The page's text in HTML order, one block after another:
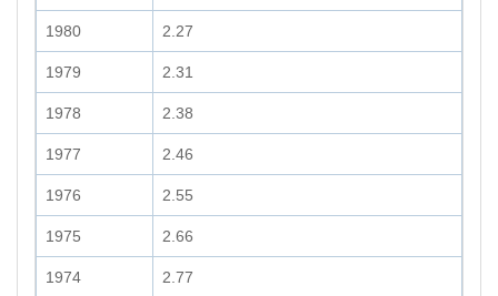
1980 2.27
1979 2.31
1978 2.38
1977 2.46
1976 2.55
1975 2.66
1974 2.77